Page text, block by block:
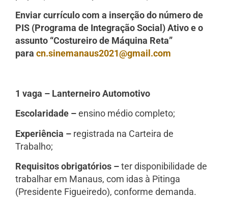
Enviar currículo com a inserção do número de
PIS (Programa de Integração Social) Ativo e o
assunto “Costureiro de Máquina Reta”
para cn.sinemanaus2021@gmail.com
1 vaga – Lanterneiro Automotivo
Escolaridade –ensino médio completo;
Experiência – registrada na Carteira de
Trabalho;
Requisitos obrigatórios –ter disponibilidade de
trabalhar em Manaus, com idas à Pitinga
(Presidente Figueiredo), conforme demanda.